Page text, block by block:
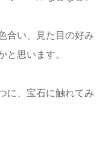
合い、見た目の好み
と思います。
に、宝石に触れてみ